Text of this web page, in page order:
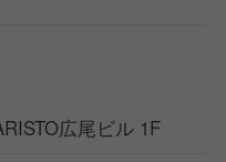
広尾ビル 1F